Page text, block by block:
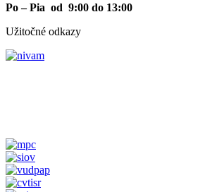
Po – Pia od 9:00 do 13:00
Užitočné odkazy